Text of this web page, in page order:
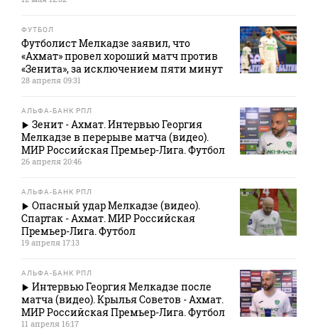
ФУТБОЛ
Футболист Мелкадзе заявил, что
«Ахмат» провел хороший матч против
«Зенита», за исключением пяти минут
28 апреля 09:31
АЛЬФА-БАНК РПЛ
Зенит - Ахмат. Интервью Георгия
Мелкадзе в перерыве матча (видео).
МИР Российская Премьер-Лига. Футбол
26 апреля 20:46
АЛЬФА-БАНК РПЛ
Опасный удар Мелкадзе (видео).
Спартак - Ахмат. МИР Российская
Премьер-Лига. Футбол
19 апреля 17:13
АЛЬФА-БАНК РПЛ
Интервью Георгия Мелкадзе после
матча (видео). Крылья Советов - Ахмат.
МИР Российская Премьер-Лига. Футбол
11 апреля 16:17